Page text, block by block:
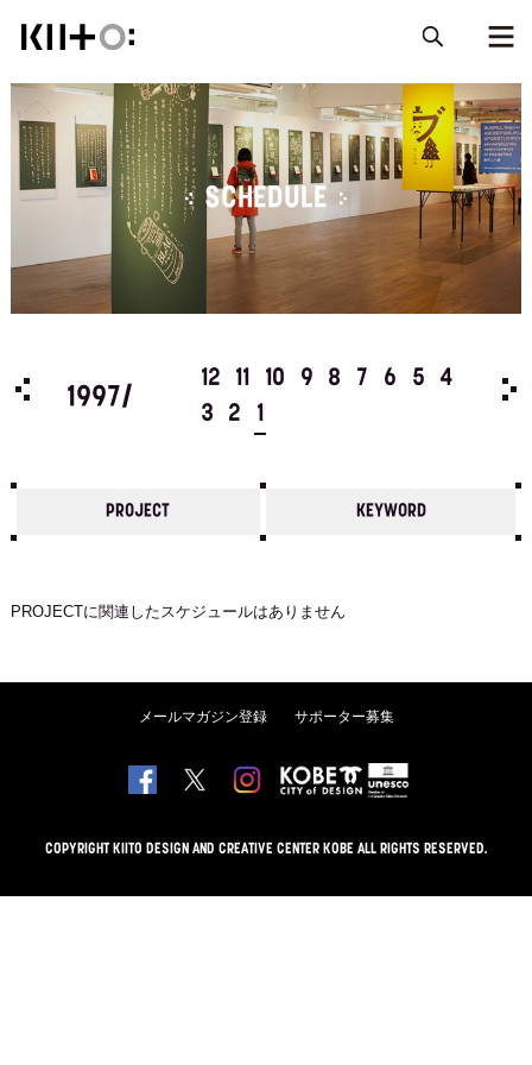
SCHEDULE
4
1997/
12 11 10 9 8 7 6 5
4
3
2 1
PROJECT KEYWORD
PROJECTに関連したスケジュールはありません
メールマガジン登録 サポーター募集
COPYRIGHT KIITO DESIGN AND CREATIVE CENTER KOBE ALL RIGHTS RESERVED.